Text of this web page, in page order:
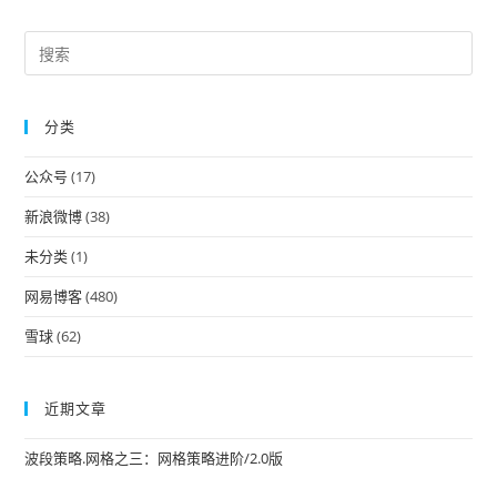
分类
公众号 (17)
新浪微博(38)
未分类(1)
网易博客(480)
雪球(62)
近期文章
波段策略.网格之三：网格策略进阶/2.0版